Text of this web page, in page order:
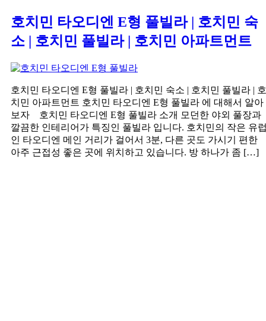
호치민 타오디엔 E형 풀빌라 | 호치민 숙
소 | 호치민 풀빌라 | 호치민 아파트먼트
호치민 타오디엔 E형 풀빌라 | 호치민 숙소 | 호치민 풀빌라 | 호
치민 아파트먼트 호치민 타오디엔 E형 풀빌라 에 대해서 알아
보자 호치민 타오디엔 E형 풀빌라 소개 모던한 야외 풀장과
깔끔한 인테리어가 특징인 풀빌라 입니다. 호치민의 작은 유
인 타오디엔 메인 거리가 걸어서 3분, 다른 곳도 가시기 편한
아주 근접성 좋은 곳에 위치하고 있습니다. 방 하나가 좀 […]